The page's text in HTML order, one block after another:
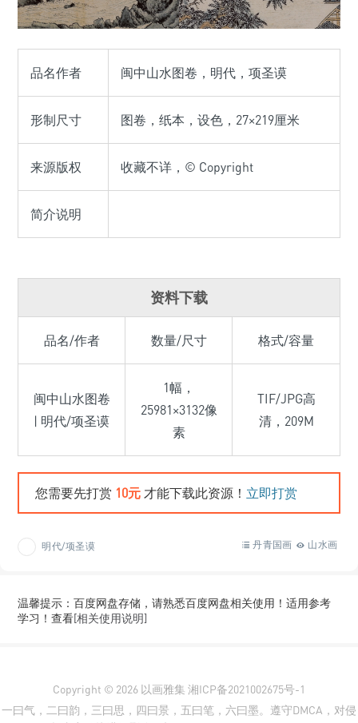
品名作者 闽中山水图卷，明代，项圣谟
形制尺寸 图卷，纸本，设色，27×219厘米
来源版权 收藏不详，© Copyright
简介说明
资料下载
品名/作者 数量/尺寸 格式/容量
闽中山水图卷
| 明代/项圣谟
1幅，
25981×3132像
素
TIF/JPG高
清，209M
您需要先打赏 10元 才能下载此资源！ 立即打赏
明代/项圣谟 山水画
丹青国画
温馨提示：百度网盘存储，请熟悉百度网盘相关使用！适用参考
学习！查看[相关使用说明]
Copyright © 2026 以画雅集 湘ICP备2021002675号-1
一曰气，二曰韵，三曰思，四曰景，五曰笔，六曰墨。遵守DMCA，对侵